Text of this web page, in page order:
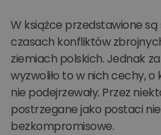
W książce przedstawione
czasach konfliktów
ziemiach polskich. Jednak
wyzwoliło to w nich cechy,
nie podejrzewały. Przez
postrzegane jako postaci
bezkompromisowe.